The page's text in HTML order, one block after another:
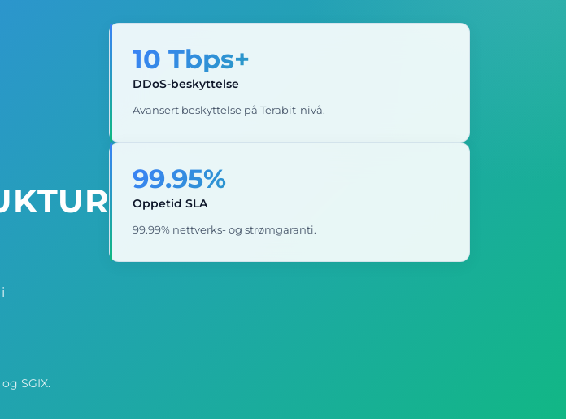
SGIX.
10 Tbps+
DDoS-beskyttelse
Avansert beskyttelse på Terabit-nivå.
99.95%
Oppetid SLA
99.99% nettverks- og strømgaranti.